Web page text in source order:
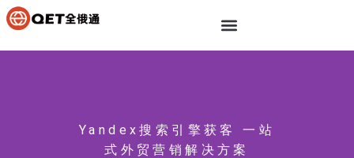
Yandex搜索引擎获客 一站
式外贸营销解决方案